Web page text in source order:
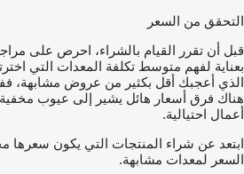
التحقق من السعر
قبل أن تقرر القيام بالشراء، احرص على
بعناية لفهم متوسط تكلفة المعدات التي
الذي أعجبك أقل بكثير من عروض مشابهة،
هناك فرق أسعار هائل يشير إلى عيوب مخفية
أعمال احتيالية.
ابتعد عن شراء المنتجات التي يكون
السعر لمعدات مشابهة.